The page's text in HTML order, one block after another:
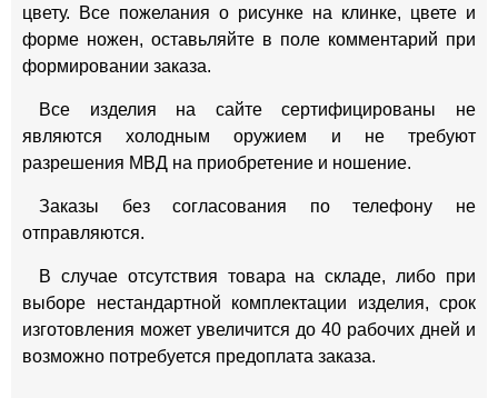
цвету. Все пожелания о рисунке на клинке, цвете и
форме ножен, оставьляйте в поле комментарий при
формировании заказа.
Все изделия на сайте сертифицированы не
являются холодным оружием и не требуют
разрешения МВД на приобретение и ношение.
Заказы без согласования по телефону не
отправляются.
В случае отсутствия товара на складе, либо при
выборе нестандартной комплектации изделия, срок
изготовления может увеличится до 40 рабочих дней и
возможно потребуется предоплата заказа.